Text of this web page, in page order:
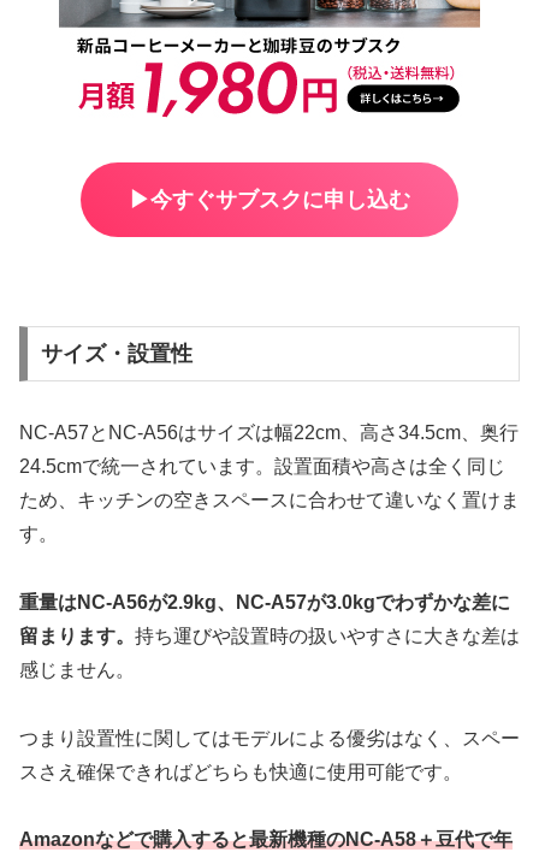
▶︎今すぐサブスクに申し込む
サイズ・設置性
NC-A57とNC-A56はサイズは幅22cm、高さ34.5cm、奥行
24.5cmで統一されています。設置面積や高さは全く同じ
ため、キッチンの空きスペースに合わせて違いなく置けま
す。
重量はNC-A56が2.9kg、NC-A57が3.0kgでわずかな差に
留まります。 持ち運びや設置時の扱いやすさに大きな差は
感じません。
つまり設置性に関してはモデルによる優劣はなく、スペー
スさえ確保できればどちらも快適に使用可能です。
Amazonなどで購入すると最新機種のNC-A58＋豆代で年